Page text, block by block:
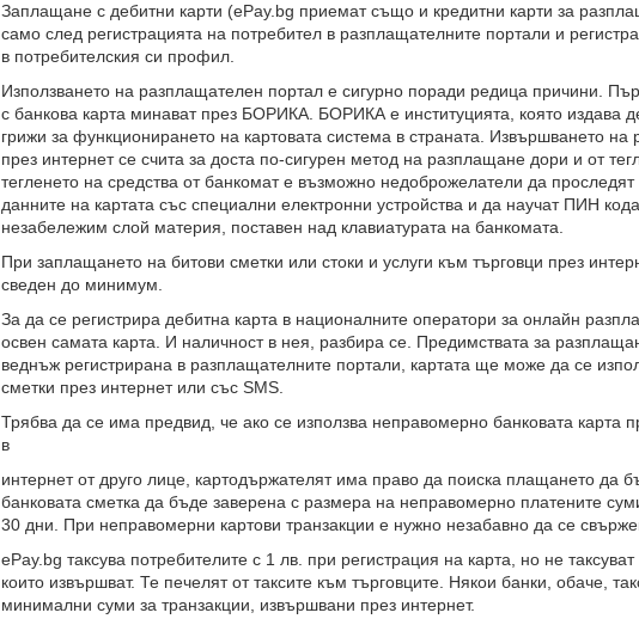
Заплащане с дебитни карти (ePay.bg приемат също и кредитни карти за
само след регистрацията на потребител в разплащателните портали и
в потребителския си профил.
Използването на разплащателен портал е сигурно поради редица причини.
с банкова карта минават през БОРИКА. БОРИКА е институцията, която издава
грижи за функционирането на картовата система в страната. Извършването на
през интернет се счита за доста по-сигурен метод на разплащане дори и от
тегленето на средства от банкомат е възможно недоброжелатели да
данните на картата със специални електронни устройства и да научат ПИН
незабележим слой материя, поставен над клавиатурата на банкомата.
При заплащането на битови сметки или стоки и услуги към търговци през
сведен до минимум.
За да се регистрира дебитна карта в националните оператори за онлайн
освен самата карта. И наличност в нея, разбира се. Предимствата за
веднъж регистрирана в разплащателните портали, картата ще може да се
сметки през интернет или със SMS.
Трябва да се има предвид, че ако се използва неправомерно банковата карта
в
интернет от друго лице, картодържателят има право да поиска плащането да
банковата сметка да бъде заверена с размера на неправомерно платените
30 дни. При неправомерни картови транзакции е нужно незабавно да се
ePay.bg таксува потребителите с 1 лв. при регистрация на карта, но не
които извършват. Те печелят от таксите към търговците. Някои банки, обаче,
минимални суми за транзакции, извършвани през интернет.